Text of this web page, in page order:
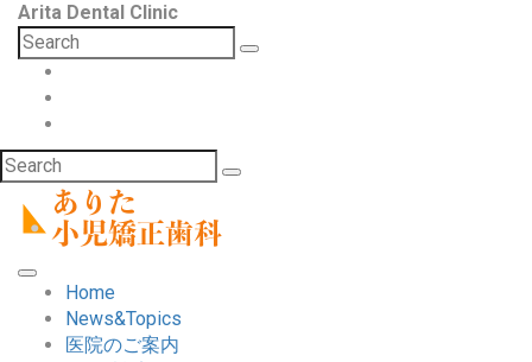
Arita Dental Clinic
Home
News&Topics
医院のご案内